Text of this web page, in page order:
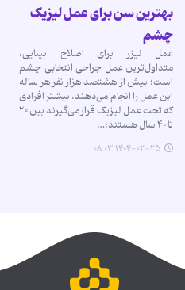
بهترین سن برای عمل لیزیک
چشم
عمل لیزر برای اصلاح بینایی،
متداول‌ترین عمل جراحی انتخابی چشم
است؛ بیش از هشتصد هزار نفر هر ساله
این عمل را انجام می‌دهند. بیشتر افرادی
که تحت عمل لیزیک قرار می‌گیرند بین ۲۰
تا ۴۰ سال هستند؛…
۱۴۰۴-۰۲-۲۵ ۰۸:۰۳